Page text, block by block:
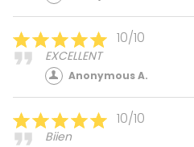
10/10
EXCELLENT
Anonymous A.
10/10
Biien